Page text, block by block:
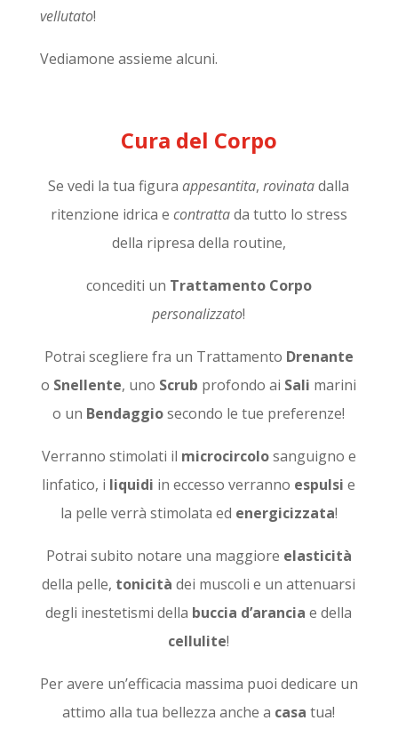
vellutato!
Vediamone assieme alcuni.
Cura del Corpo
Se vedi la tua figuraappesantita,rovinatadalla
ritenzione idrica e contrattada tutto lo stress
della ripresa della routine,
concediti un Trattamento Corpo
personalizzato!
Potrai scegliere fra un Trattamento Drenante
o Snellente, uno Scrub profondo ai Sali marini
o un Bendaggiosecondo le tue preferenze!
Verranno stimolati il microcircolosanguigno e
linfatico, i liquidi in eccesso verranno espulsi e
la pelle verrà stimolata ed energicizzata!
Potrai subito notare una maggiore elasticità
della pelle, tonicità dei muscoli e un attenuarsi
degli inestetismi della buccia d’aranciae della
cellulite!
Per avere un’efficacia massima puoi dedicare un
attimo alla tua bellezza anche a casa tua!